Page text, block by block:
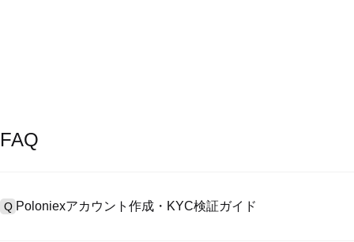
FAQ
Q Poloniexアカウント作成・KYC検証ガイド